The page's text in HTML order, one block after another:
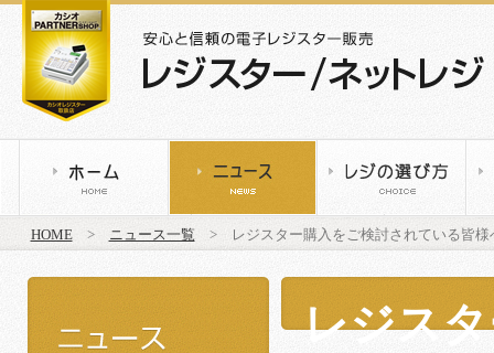
HOME> ニュース一覧> レジスター購入をご検討されている皆様
レジス